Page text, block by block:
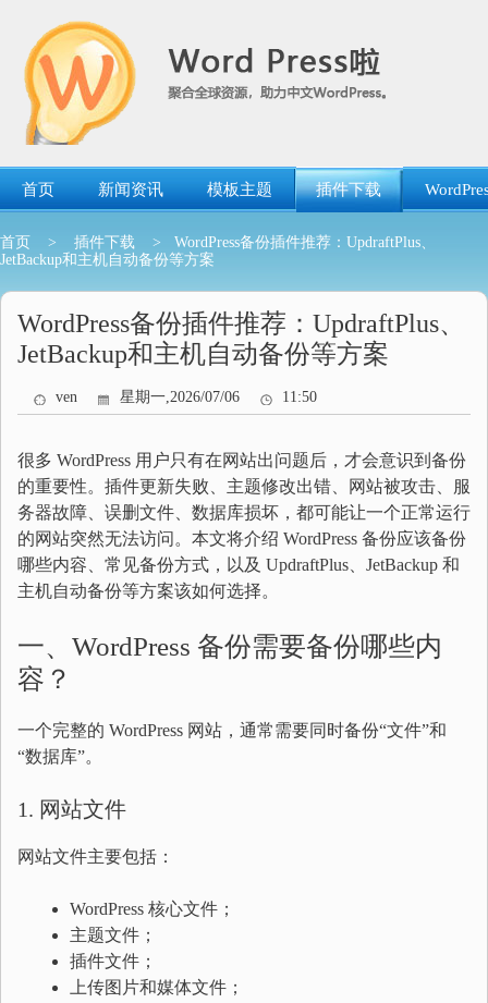
首页 新闻资讯 模板主题 插件下载
首页 > 插件下载
> WordPress备份插件推荐：UpdraftPlus、
JetBackup和主机自动备份等方案
WordPress备份插件推荐：UpdraftPlus、
JetBackup和主机自动备份等方案
ven 星期一,2026/07/06 11:50
很多 WordPress 用户只有在网站出问题后，才会意识到备份
的重要性。插件更新失败、主题修改出错、网站被攻击、服
务器故障、误删文件、数据库损坏，都可能让一个正常运行
的网站突然无法访问。本文将介绍 WordPress 备份应该备份
哪些内容、常见备份方式，以及 UpdraftPlus、JetBackup 和
主机自动备份等方案该如何选择。
一、WordPress 备份需要备份哪些内
容？
一个完整的 WordPress 网站，通常需要同时备份“文件”和
“数据库”。
1. 网站文件
网站文件主要包括：
WordPress 核心文件；
主题文件；
插件文件；
上传图片和媒体文件；